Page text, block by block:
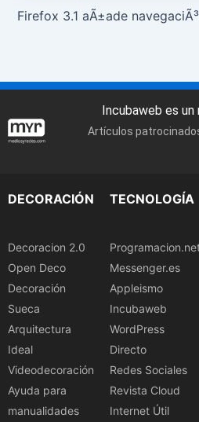
Firefox 3.1 aÃ±ade
Incubaweb es un
Artículos
DECORACIÓN
Decoracion 2.0
Open Deco
Decoración
Sueca
Arquitectura
Ideal
Videodecoración
Ayuda para
manualidades
TECNOLOGÍA
Messenger.es
Appleismo
Incubaweb
WordPress
Directo
Redes Sociales
Revista Cloud
Internet Útil